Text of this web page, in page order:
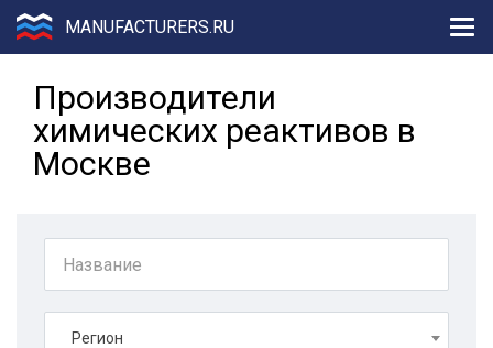
MANUFACTURERS.RU
Производители
химических реактивов в
Москве
Регион